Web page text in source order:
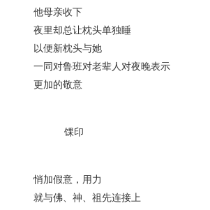
他母亲收下
夜里却总让枕头单独睡
以便新枕头与她
一同对鲁班对老辈人对夜晚表示
更加的敬意
馃印
悄加假意，用力
就与佛、神、祖先连接上